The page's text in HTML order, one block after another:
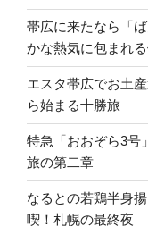
帯広に来たなら「
かな熱気に包まれ
エスタ帯広でお土
ら始まる十勝旅
特急「おおぞら3号
旅の第二章
なるとの若鶏半身
喫！札幌の最終夜